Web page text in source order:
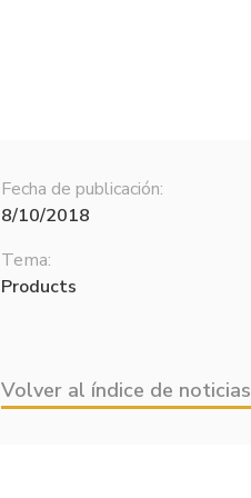
Fecha de publicación:
8/10/2018
Tema:
Products
Volver al índice de noticias